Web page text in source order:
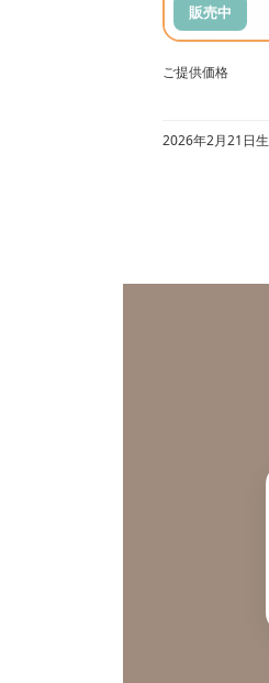
販売中
ご提供価格
2026年2月21日